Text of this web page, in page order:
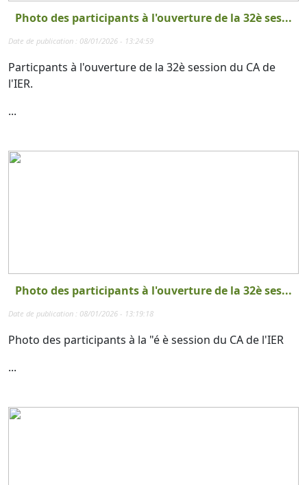
Photo des participants à l'ouverture de la 32è ses...
Date de publication : 08/01/2026 - 13:24:59
Particpants à l'ouverture de la 32è session du CA de
l'IER.
...
Photo des participants à l'ouverture de la 32è ses...
Date de publication : 08/01/2026 - 13:19:18
Photo des participants à la "é è session du CA de l'IER
...